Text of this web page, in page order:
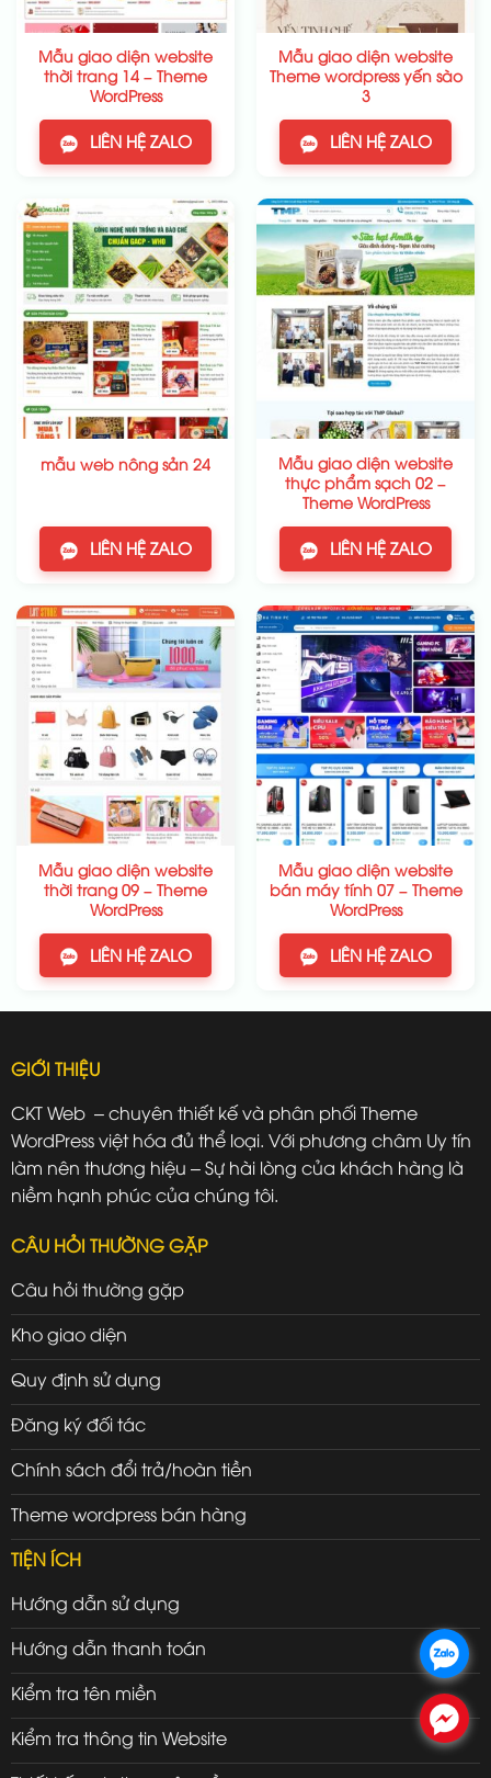
Mẫu giao diện website
thời trang 14 – Theme
WordPress
LIÊN HỆ ZALO
Mẫu giao diện website
Theme wordpress yến sào
3
LIÊN HỆ ZALO
mẫu web nông sản 24
LIÊN HỆ ZALO
Mẫu giao diện website
thực phẩm sạch 02 –
Theme WordPress
LIÊN HỆ ZALO
Mẫu giao diện website
thời trang 09 – Theme
WordPress
LIÊN HỆ ZALO
Mẫu giao diện website
bán máy tính 07 – Theme
WordPress
LIÊN HỆ ZALO
GIỚI THIỆU
CKT Web – chuyên thiết kế và phân phối Theme
WordPress việt hóa đủ thể loại. Với phương châm Uy tín
làm nên thương hiệu – Sự hài lòng của khách hàng là
niềm hạnh phúc của chúng tôi.
CÂU HỎI THƯỜNG GẶP
Câu hỏi thường gặp
Kho giao diện
Quy định sử dụng
Đăng ký đối tác
Chính sách đổi trả/hoàn tiền
Theme wordpress bán hàng
TIỆN ÍCH
Hướng dẫn sử dụng
Hướng dẫn thanh toán
Kiểm tra tên miền
Kiểm tra thông tin Website
.
.